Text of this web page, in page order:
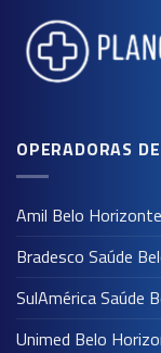
OPERADORAS
Amil Belo Horizonte
Bradesco Saúde
SulAmérica Saúde
Unimed Belo